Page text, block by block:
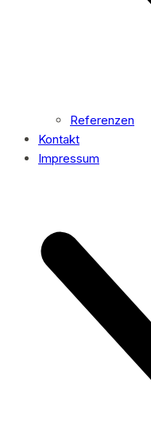
Referenzen
Kontakt
Impressum